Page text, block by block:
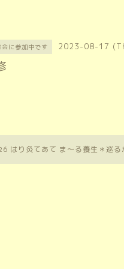
会に参加中です 2023-08-17
はり灸てあて ま〜る養生＊巡